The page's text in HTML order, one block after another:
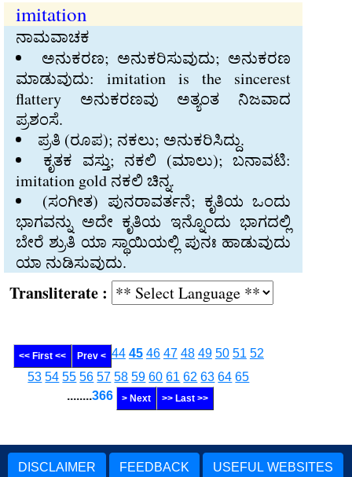
imitation
ನಾಮವಾಚಕ
ಅನುಕರಣ; ಅನುಕರಿಸುವುದು; ಅನುಕರಣ
ಮಾಡುವುದು: imitation is the sincerest
flattery ಅನುಕರಣವು ಅತ್ಯಂತ ನಿಜವಾದ
ಪ್ರಶಂಸೆ.
ಪ್ರತಿ (ರೂಪ); ನಕಲು; ಅನುಕರಿಸಿದ್ದು.
ಕೃತಕ ವಸ್ತು; ನಕಲಿ (ಮಾಲು); ಬನಾವಟಿ:
imitation gold ನಕಲಿ ಚಿನ್ನ.
(ಸಂಗೀತ) ಪುನರಾವರ್ತನೆ; ಕೃತಿಯ ಒಂದು
ಭಾಗವನ್ನು ಅದೇ ಕೃತಿಯ ಇನ್ನೊಂದು ಭಾಗದಲ್ಲಿ
ಬೇರೆ ಶ್ರುತಿ ಯಾ ಸ್ಥಾಯಿಯಲ್ಲಿ ಪುನಃ ಹಾಡುವುದು
ಯಾ ನುಡಿಸುವುದು.
:
<< First << Prev < 44 45 46 47 48 49 50 51 52
53 54 55 56 57 58 59 60 61 62 63 64 65
........366 > Next >> Last >>
DISCLAIMER FEEDBACK USEFUL WEBSITES